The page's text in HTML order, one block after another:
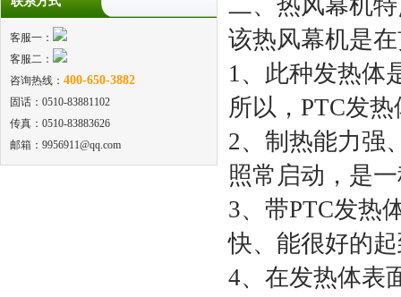
客服一：
客服二：
咨询热线： 400-650-3882
固话：0510-83881102
传真：0510-83883626
邮箱：9956911@qq.com
二、热风幕机
该热风幕机是
1、此种发热体
所以，PTC发
2、制热能力强
照常启动，是
3、带PTC发热
快、能很好的
4、在发热体表